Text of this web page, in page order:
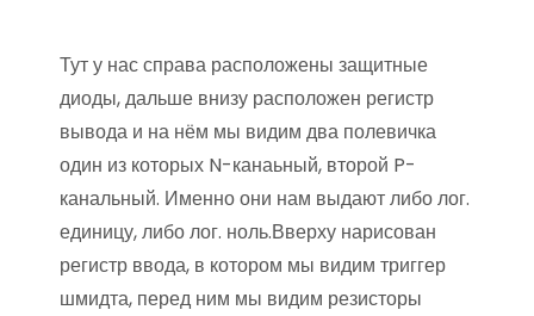
Тут у нас справа расположены защитные
диоды, дальше внизу расположен регистр
вывода и на нём мы видим два полевичка
один из которых N-канаьный, второй P-
канальный. Именно они нам выдают либо лог.
единицу, либо лог. ноль.Вверху нарисован
регистр ввода, в котором мы видим триггер
шмидта, перед ним мы видим резисторы